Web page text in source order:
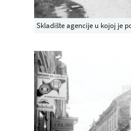
Skladište agencije u kojoj je